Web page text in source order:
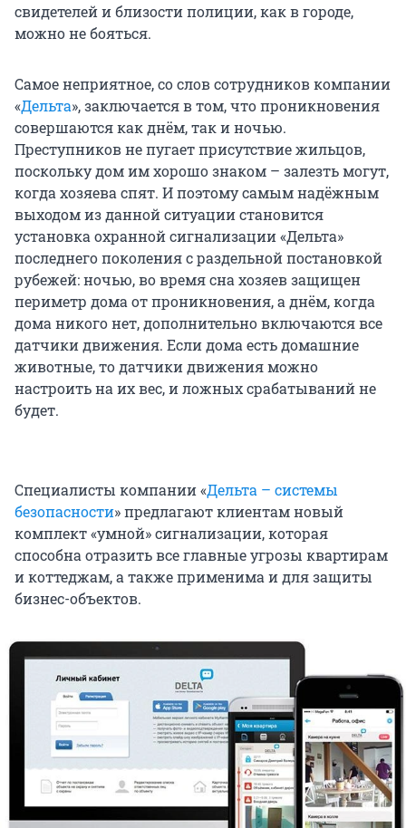
свидетелей и близости полиции, как в городе,
можно не бояться.
Самое неприятное, со слов сотрудников компании
«Дельта», заключается в том, что проникновения
совершаются как днём, так и ночью.
Преступников не пугает присутствие жильцов,
поскольку дом им хорошо знаком – залезть могут,
когда хозяева спят. И поэтому самым надёжным
выходом из данной ситуации становится
установка охранной сигнализации «Дельта»
последнего поколения с раздельной постановкой
рубежей: ночью, во время сна хозяев защищен
периметр дома от проникновения, а днём, когда
дома никого нет, дополнительно включаются все
датчики движения. Если дома есть домашние
животные, то датчики движения можно
настроить на их вес, и ложных срабатываний не
будет.
Специалисты компании «Дельта – системы
безопасности» предлагают клиентам новый
комплект «умной» сигнализации, которая
способна отразить все главные угрозы квартирам
и коттеджам, а также применима и для защиты
бизнес-объектов.